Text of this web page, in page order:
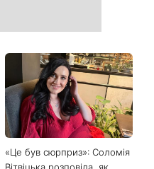
Не відкладайте до вересня:
що обов'язково потрібно
зробити на ділянці у серпні
2026